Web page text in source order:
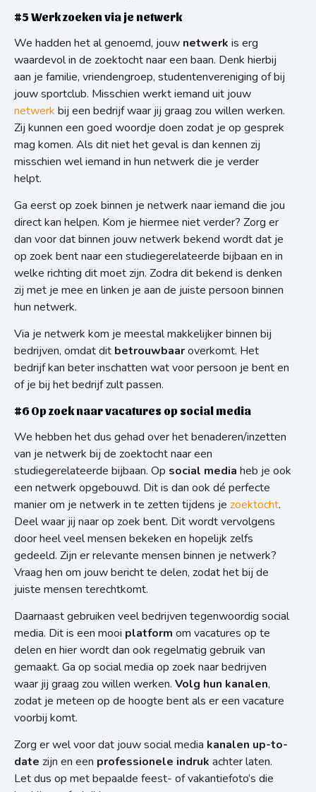
#5 Werk zoeken via je netwerk
We hadden het al genoemd, jouw netwerk is erg
waardevol in de zoektocht naar een baan. Denk hierbij
aan je familie, vriendengroep, studentenvereniging of bij
jouw sportclub. Misschien werkt iemand uit jouw
netwerk bij een bedrijf waar jij graag zou willen werken.
Zij kunnen een goed woordje doen zodat je op gesprek
mag komen. Als dit niet het geval is dan kennen zij
misschien wel iemand in hun netwerk die je verder
helpt.
Ga eerst op zoek binnen je netwerk naar iemand die jou
direct kan helpen. Kom je hiermee niet verder? Zorg er
dan voor dat binnen jouw netwerk bekend wordt dat je
op zoek bent naar een studiegerelateerde bijbaan en in
welke richting dit moet zijn. Zodra dit bekend is denken
zij met je mee en linken je aan de juiste persoon binnen
hun netwerk.
Via je netwerk kom je meestal makkelijker binnen bij
bedrijven, omdat dit betrouwbaaroverkomt. Het
bedrijf kan beter inschatten wat voor persoon je bent en
of je bij het bedrijf zult passen.
#6 Op zoek naar vacatures op social media
We hebben het dus gehad over het benaderen/inzetten
van je netwerk bij de zoektocht naar een
studiegerelateerde bijbaan. Op social media heb je ook
een netwerk opgebouwd. Dit is dan ook dé perfecte
manier om je netwerk in te zetten tijdens je zoektocht.
Deel waar jij naar op zoek bent. Dit wordt vervolgens
door heel veel mensen bekeken en hopelijk zelfs
gedeeld. Zijn er relevante mensen binnen je netwerk?
Vraag hen om jouw bericht te delen, zodat het bij de
juiste mensen terechtkomt.
Daarnaast gebruiken veel bedrijven tegenwoordig social
media. Dit is een mooi platform om vacatures op te
delen en hier wordt dan ook regelmatig gebruik van
gemaakt. Ga op social media op zoek naar bedrijven
waar jij graag zou willen werken. Volg hun kanalen,
zodat je meteen op de hoogte bent als er een vacature
voorbij komt.
Zorg er wel voor dat jouw social media kanalen up-to-
date zijn en een professionele indruk achter laten.
Let dus op met bepaalde feest- of vakantiefoto’s die